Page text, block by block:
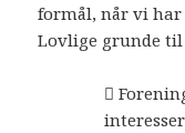
formål, når vi
Lovlige grunde
